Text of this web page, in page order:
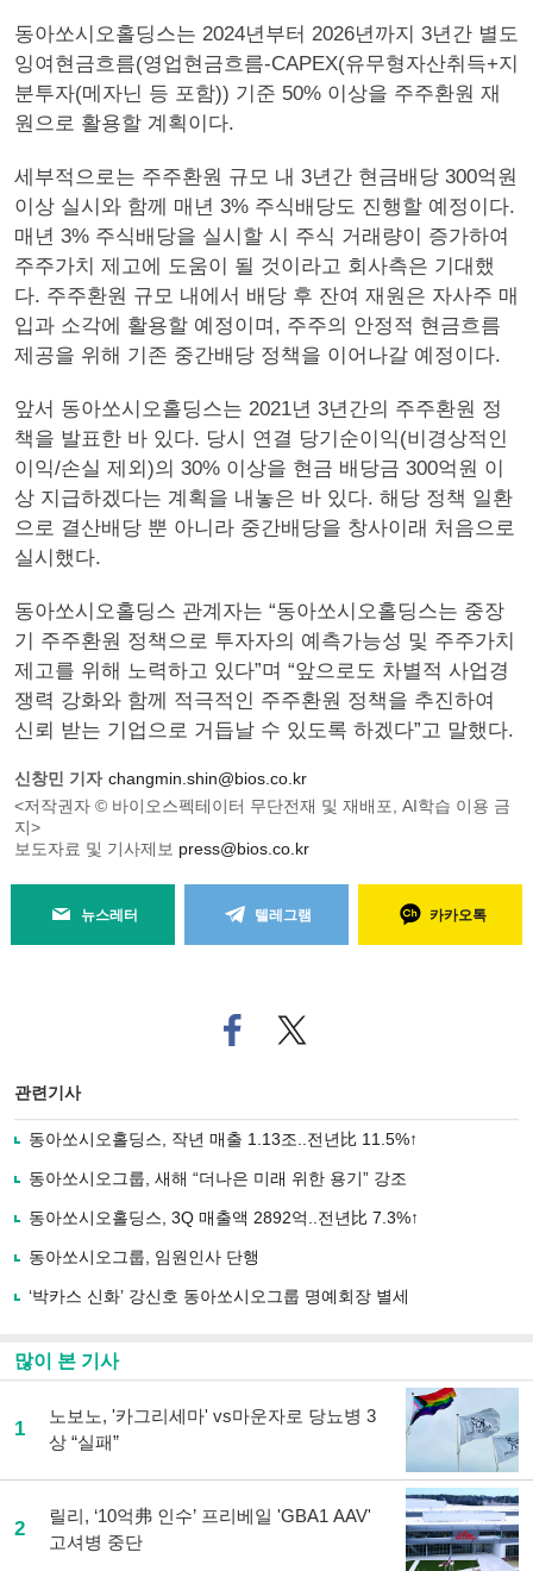
동아쏘시오홀딩스는 2024년부터 2026년까지 3년간 별도
잉여현금흐름(영업현금흐름-CAPEX(유무형자산취득+지
분투자(메자닌 등 포함)) 기준 50% 이상을 주주환원 재
원으로 활용할 계획이다.
세부적으로는 주주환원 규모 내 3년간 현금배당 300억원
이상 실시와 함께 매년 3% 주식배당도 진행할 예정이다.
매년 3% 주식배당을 실시할 시 주식 거래량이 증가하여
주주가치 제고에 도움이 될 것이라고 회사측은 기대했
다. 주주환원 규모 내에서 배당 후 잔여 재원은 자사주 매
입과 소각에 활용할 예정이며, 주주의 안정적 현금흐름
제공을 위해 기존 중간배당 정책을 이어나갈 예정이다.
앞서 동아쏘시오홀딩스는 2021년 3년간의 주주환원 정
책을 발표한 바 있다. 당시 연결 당기순이익(비경상적인
이익/손실 제외)의 30% 이상을 현금 배당금 300억원 이
상 지급하겠다는 계획을 내놓은 바 있다. 해당 정책 일환
으로 결산배당 뿐 아니라 중간배당을 창사이래 처음으로
실시했다.
동아쏘시오홀딩스 관계자는 “동아쏘시오홀딩스는 중장
기 주주환원 정책으로 투자자의 예측가능성 및 주주가치
제고를 위해 노력하고 있다”며 “앞으로도 차별적 사업경
쟁력 강화와 함께 적극적인 주주환원 정책을 추진하여
신뢰 받는 기업으로 거듭날 수 있도록 하겠다”고 말했다.
신창민 기자 changmin.shin@bios.co.kr
<저작권자 © 바이오스펙테이터 무단전재 및 재배포, AI학습 이용 금
지>
보도자료 및 기사제보 press@bios.co.kr
뉴스레터 텔레그램 카카오톡
페
이
로
기
사
유
기
트위
터로
관련기사
동아쏘시오홀딩스, 작년 매출 1.13조..전년比 11.5%↑
동아쏘시오그룹, 새해 “더나은 미래 위한 용기” 강조
동아쏘시오홀딩스, 3Q 매출액 2892억..전년比 7.3%↑
동아쏘시오그룹, 임원인사 단행
‘박카스 신화’ 강신호 동아쏘시오그룹 명예회장 별세
많이 본 기사
1
노보노, '카그리세마' vs마운자로 당뇨병 3
상 “실패”
2
릴리, ‘10억弗 인수’ 프리베일 'GBA1 AAV'
고셔병 중단